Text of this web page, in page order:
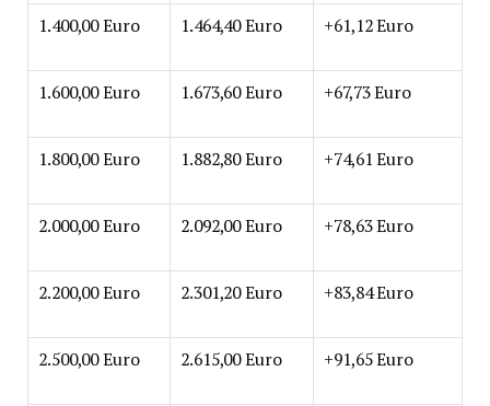
1.400,00 Euro 1.464,40 Euro +61,12 Euro
1.600,00 Euro 1.673,60 Euro +67,73 Euro
1.800,00 Euro 1.882,80 Euro +74,61 Euro
2.000,00 Euro 2.092,00 Euro +78,63 Euro
2.200,00 Euro 2.301,20 Euro +83,84 Euro
2.500,00 Euro 2.615,00 Euro +91,65 Euro